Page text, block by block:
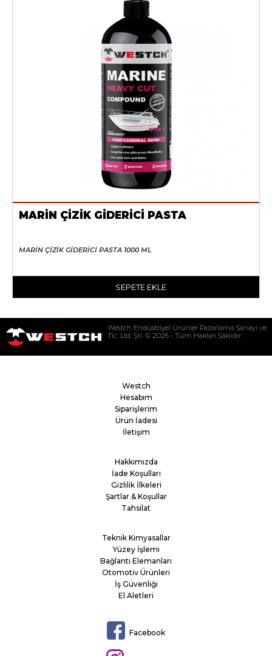
MARİN ÇİZİK GİDERİCİ PASTA
MARİN ÇİZİK GİDERİCİ PASTA 1000 ML
SEPETE EKLE
Westch Endüstriyel Ürünler Pazarlama Sanayi ve
Tic. Ltd. Şti. © 2026 - Tüm Hakları Saklıdır.
Westch
Hesabım
Siparişlerim
Ürün İadesi
İletişim
Hakkımızda
İade Koşulları
Gizlilik İlkeleri
Şartlar & Koşullar
Tahsilat
Teknik Kimyasallar
Yüzey İşlemi
Bağlantı Elemanları
Otomotiv Ürünleri
İş Güvenliği
El Aletleri
Facebook